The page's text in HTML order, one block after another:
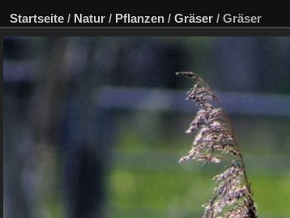
Startseite / Natur / Pflanzen / Gräser / Gräser